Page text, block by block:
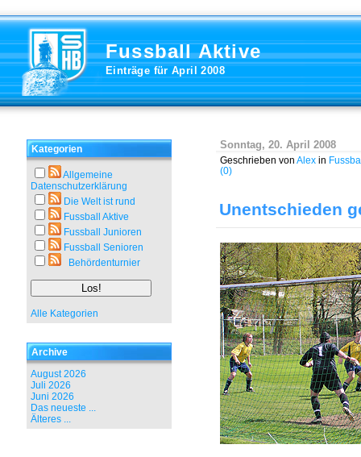
Fussball Aktive
Einträge für April 2008
Kategorien
Allgemeine
Datenschutzerklärung
Die Welt ist rund
Fussball Aktive
Fussball Junioren
Fussball Senioren
Behördenturnier
Alle Kategorien
Archive
August 2026
Juli 2026
Juni 2026
Das neueste ...
Älteres ...
Sonntag, 20. April 2008
Geschrieben von Alex in
(0)
Unentschieden